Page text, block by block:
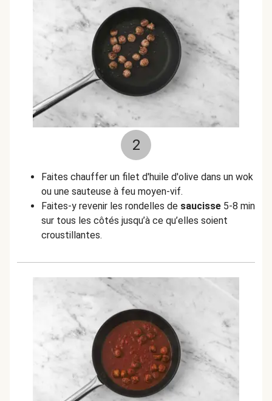
2
Faites chauffer un filet d'huile d'olive dans un wok
ou une sauteuse à feu moyen-vif.
Faites-y revenir les rondelles de saucisse 5-8 min
sur tous les côtés jusqu’à ce qu’elles soient
croustillantes.